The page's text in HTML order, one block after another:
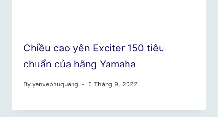
Chiều cao yên Exciter 150 tiêu
chuẩn của hãng Yamaha
By yenxephuquang 5 Tháng 9, 2022